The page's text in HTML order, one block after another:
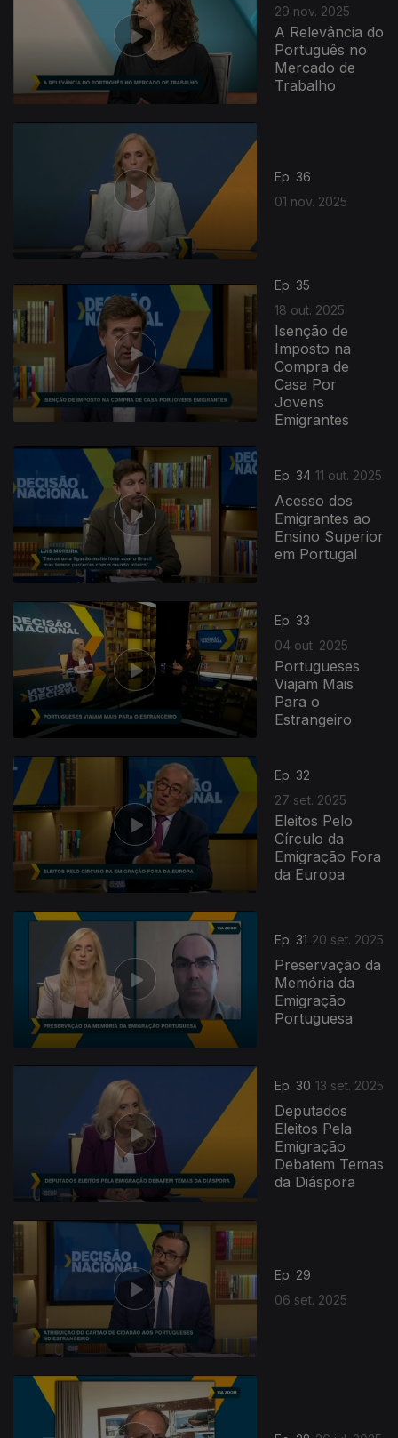
29 nov. 2025
A Relevância do
Português no
Mercado de
Trabalho
Ep. 36
01 nov. 2025
Ep. 35
18 out. 2025
Isenção de
Imposto na
Compra de
Casa Por
Jovens
Emigrantes
Ep. 34 11 out. 2025
Acesso dos
Emigrantes ao
Ensino Superior
em Portugal
Ep. 33
04 out. 2025
Portugueses
Viajam Mais
Para o
Estrangeiro
Ep. 32
27 set. 2025
Eleitos Pelo
Círculo da
Emigração Fora
da Europa
Ep. 31 20 set. 2025
Preservação da
Memória da
Emigração
Portuguesa
Ep. 30 13 set. 2025
Deputados
Eleitos Pela
Emigração
Debatem Temas
da Diáspora
Ep. 29
06 set. 2025
866897